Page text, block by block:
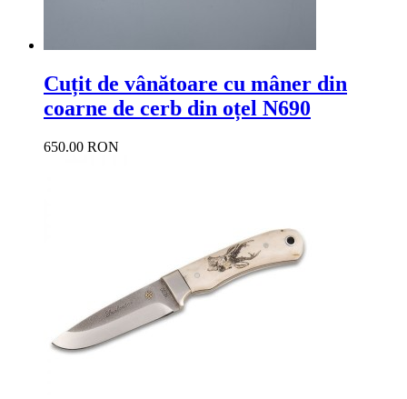
Cuțit de vânătoare cu mâner din
coarne de cerb din oțel N690
650.00 RON